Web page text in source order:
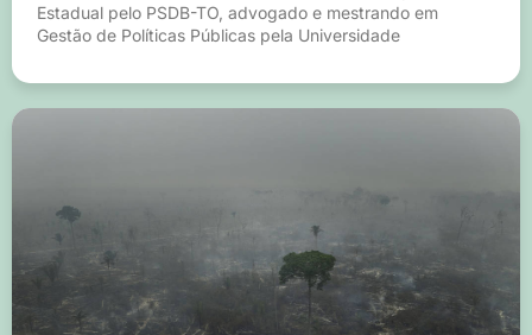
Estadual pelo PSDB-TO, advogado e mestrando em
Gestão de Políticas Públicas pela Universidade